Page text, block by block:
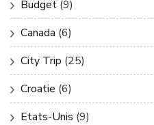
Budget (9)
Canada (6)
City Trip (25)
Croatie (6)
Etats-Unis (9)